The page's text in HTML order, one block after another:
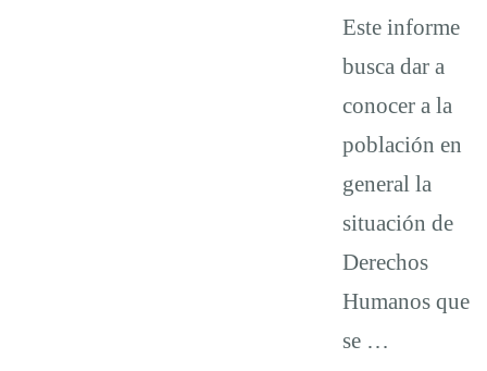
Este informe
busca dar a
conocer a la
población en
general la
situación de
Derechos
Humanos que
se …